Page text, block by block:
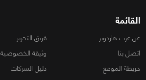
القائمة
عن عرب هاردوير
فريق التحرير
اتصل بنا
وثيقة الخصوصية
خريطة الموقع
دليل الشركات